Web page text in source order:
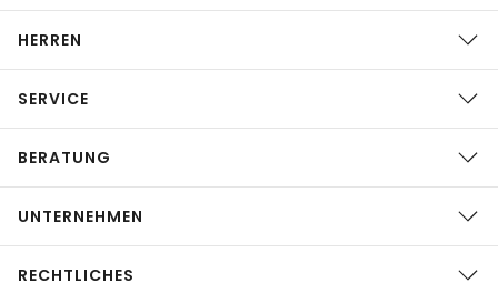
HERREN
SERVICE
BERATUNG
UNTERNEHMEN
RECHTLICHES